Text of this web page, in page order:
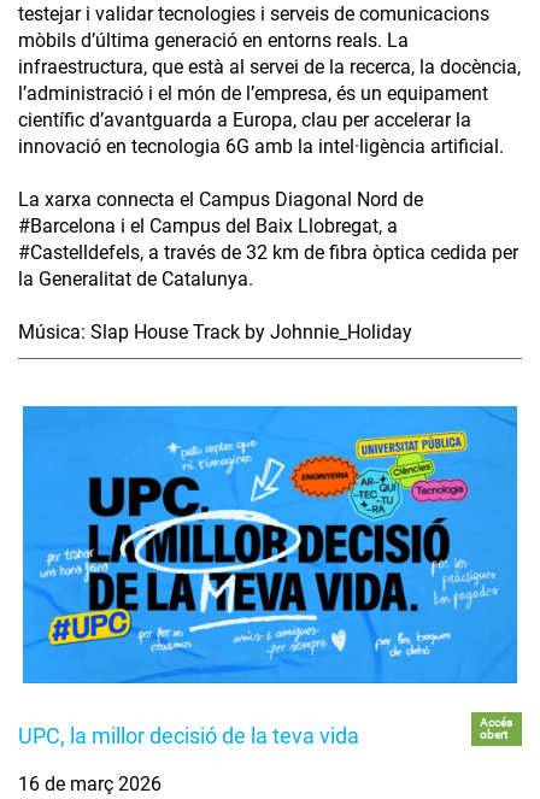
testejar i validar tecnologies i serveis de comunicacions
mòbils d’última generació en entorns reals. La
infraestructura, que està al servei de la recerca, la docència,
l’administració i el món de l’empresa, és un equipament
científic d’avantguarda a Europa, clau per accelerar la
innovació en tecnologia 6G amb la intel·ligència artificial.
La xarxa connecta el Campus Diagonal Nord de
#Barcelona i el Campus del Baix Llobregat, a
#Castelldefels, a través de 32 km de fibra òptica cedida per
la Generalitat de Catalunya.
Música: Slap House Track by Johnnie_Holiday
UPC, la millor decisió de la teva vida
Accés
obert
16 de març 2026